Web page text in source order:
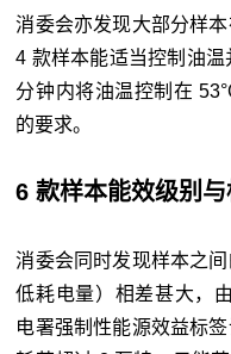
消委会亦发现大部分样
4 款样本能适当控制油
分钟内将油温控制在
的要求。
6 款样本能效级别
消委会同时发现样本之
低耗电量）相差甚大，
电署强制性能源效益标